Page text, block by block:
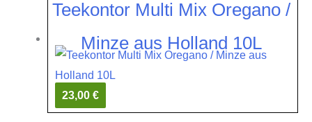
Teekontor Multi Mix Oregano /
Minze aus Holland 10L
23,00 €